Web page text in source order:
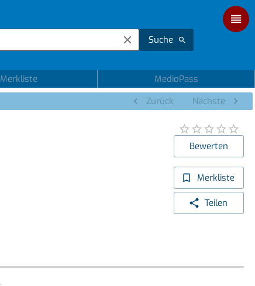
Suche
Merkliste
MedioPass
Zurück Nächste
Bewerten
Merkliste
Teilen